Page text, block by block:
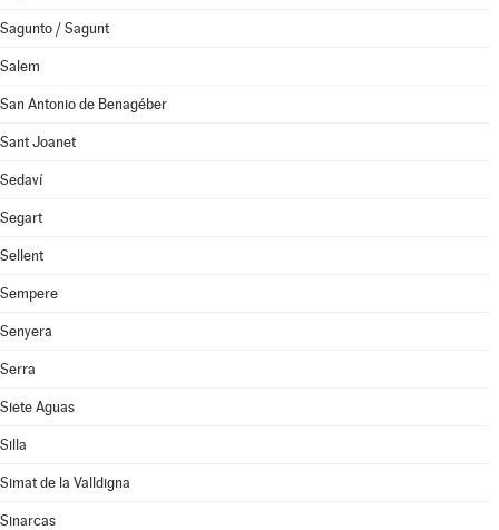
Sagunto / Sagunt
Salem
San Antonio de Benagéber
Sant Joanet
Sedaví
Segart
Sellent
Sempere
Senyera
Serra
Siete Aguas
Silla
Simat de la Valldigna
Sinarcas